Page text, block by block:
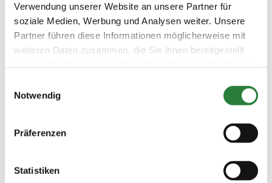
Verwendung unserer Website an unsere Partner für
soziale Medien, Werbung und Analysen weiter. Unsere
Partner führen diese Informationen möglicherweise mit
weiteren Daten zusammen, die Sie ihnen bereitgestellt
Notwendig
Präferenzen
Statistiken
Ergebnisse:
Zu den Ergebnissen auf www.fn-erfolgsdaten.de